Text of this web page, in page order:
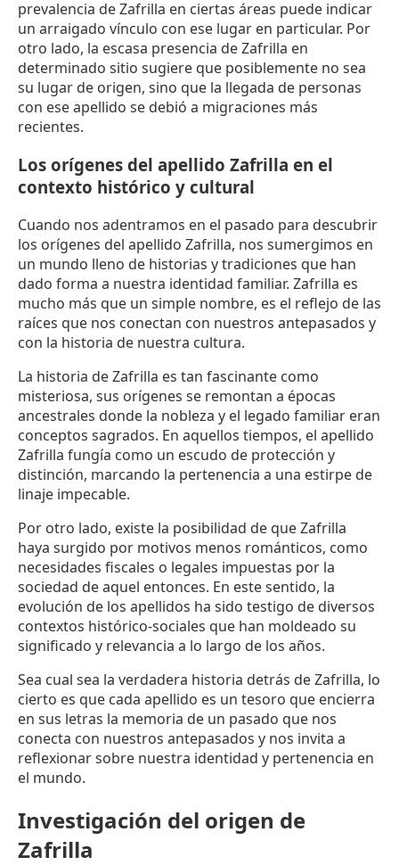
prevalencia de Zafrilla en ciertas áreas puede indicar
un arraigado vínculo con ese lugar en particular. Por
otro lado, la escasa presencia de Zafrilla en
determinado sitio sugiere que posiblemente no sea
su lugar de origen, sino que la llegada de personas
con ese apellido se debió a migraciones más
recientes.
Los orígenes del apellido Zafrilla en el
contexto histórico y cultural
Cuando nos adentramos en el pasado para descubrir
los orígenes del apellido Zafrilla, nos sumergimos en
un mundo lleno de historias y tradiciones que han
dado forma a nuestra identidad familiar. Zafrilla es
mucho más que un simple nombre, es el reflejo de las
raíces que nos conectan con nuestros antepasados y
con la historia de nuestra cultura.
La historia de Zafrilla es tan fascinante como
misteriosa, sus orígenes se remontan a épocas
ancestrales donde la nobleza y el legado familiar eran
conceptos sagrados. En aquellos tiempos, el apellido
Zafrilla fungía como un escudo de protección y
distinción, marcando la pertenencia a una estirpe de
linaje impecable.
Por otro lado, existe la posibilidad de que Zafrilla
haya surgido por motivos menos románticos, como
necesidades fiscales o legales impuestas por la
sociedad de aquel entonces. En este sentido, la
evolución de los apellidos ha sido testigo de diversos
contextos histórico-sociales que han moldeado su
significado y relevancia a lo largo de los años.
Sea cual sea la verdadera historia detrás de Zafrilla, lo
cierto es que cada apellido es un tesoro que encierra
en sus letras la memoria de un pasado que nos
conecta con nuestros antepasados y nos invita a
reflexionar sobre nuestra identidad y pertenencia en
el mundo.
Investigación del origen de
Zafrilla